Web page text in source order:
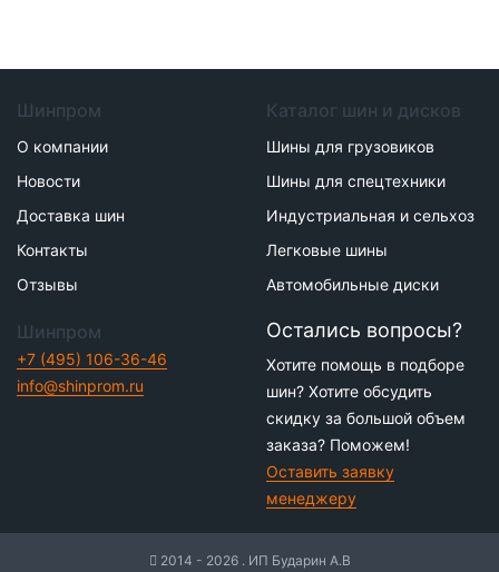
Шинпром
О компании
Новости
Доставка шин
Контакты
Отзывы
Каталог шин и дисков
Шины для грузовиков
Шины для спецтехники
Индустриальная и сельхоз
Легковые шины
Автомобильные диски
Шинпром
+7 (495) 106-36-46
info@shinprom.ru
Остались вопросы?
Хотите помощь в подборе
шин? Хотите обсудить
скидку за большой объем
заказа? Поможем!
Оставить заявку
менеджеру
2014 - 2026 . ИП Бударин А.В